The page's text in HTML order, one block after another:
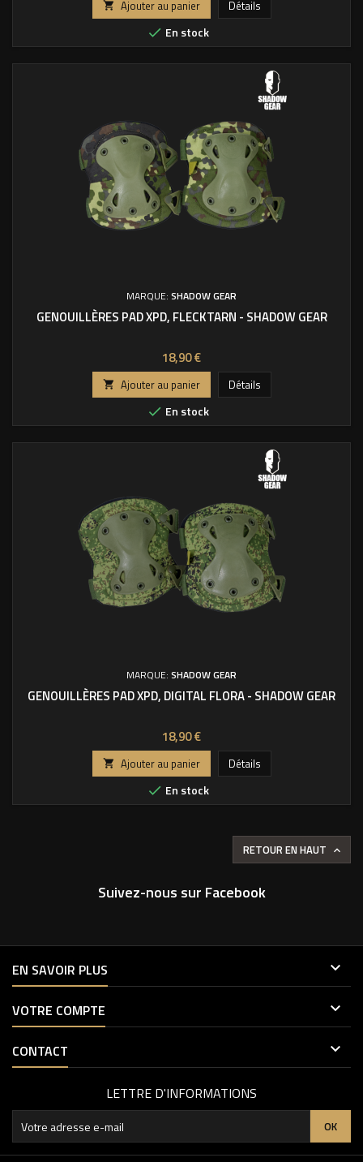
 Ajouter au panier
Détails
 En stock
MARQUE: SHADOW GEAR
GENOUILLÈRES PAD XPD, FLECKTARN - SHADOW GEAR
Prix
18,90 €
 Ajouter au panier
Détails
 En stock
MARQUE: SHADOW GEAR
GENOUILLÈRES PAD XPD, DIGITAL FLORA - SHADOW GEAR
Prix
18,90 €
 Ajouter au panier
Détails
 En stock
RETOUR EN HAUT 
Suivez-nous sur Facebook
EN SAVOIR PLUS 
VOTRE COMPTE 
CONTACT 
LETTRE D'INFORMATIONS